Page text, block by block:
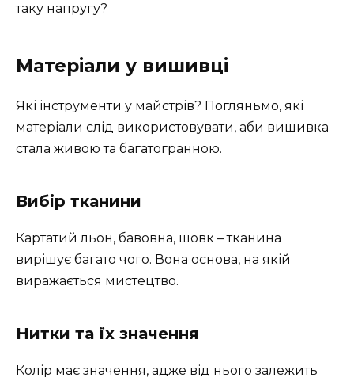
таку напругу?
Матеріали у вишивці
Які інструменти у майстрів? Погляньмо, які
матеріали слід використовувати, аби вишивка
стала живою та багатогранною.
Вибір тканини
Картатий льон, бавовна, шовк – тканина
вирішує багато чого. Вона основа, на якій
виражається мистецтво.
Нитки та їх значення
Колір має значення, адже від нього залежить